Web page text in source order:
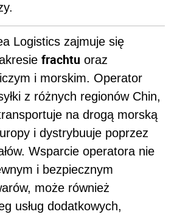
Logistics zajmuje się
frachtu oraz
i morskim. Operator
z różnych regionów Chin,
na drogą morską
i dystrybuuje poprzez
Wsparcie operatora nie
i bezpiecznym
może również
usług dodatkowych,